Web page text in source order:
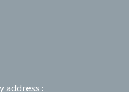
address :